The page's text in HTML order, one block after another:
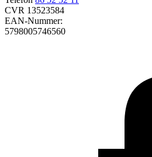
CVR 13523584
EAN-Nummer:
5798005746560